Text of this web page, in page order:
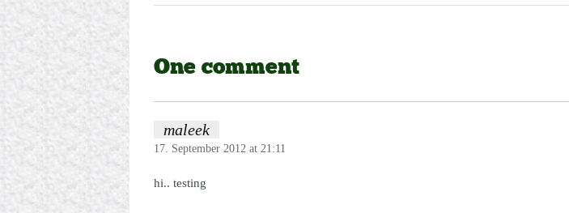
One comment
maleek
17. September 2012 at 21:11
hi.. testing